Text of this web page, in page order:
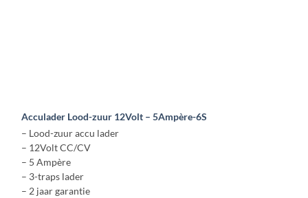
Acculader Lood-zuur 12Volt – 5Ampère-6S
– Lood-zuur accu lader
– 12Volt CC/CV
– 5 Ampère
– 3-traps lader
– 2 jaar garantie